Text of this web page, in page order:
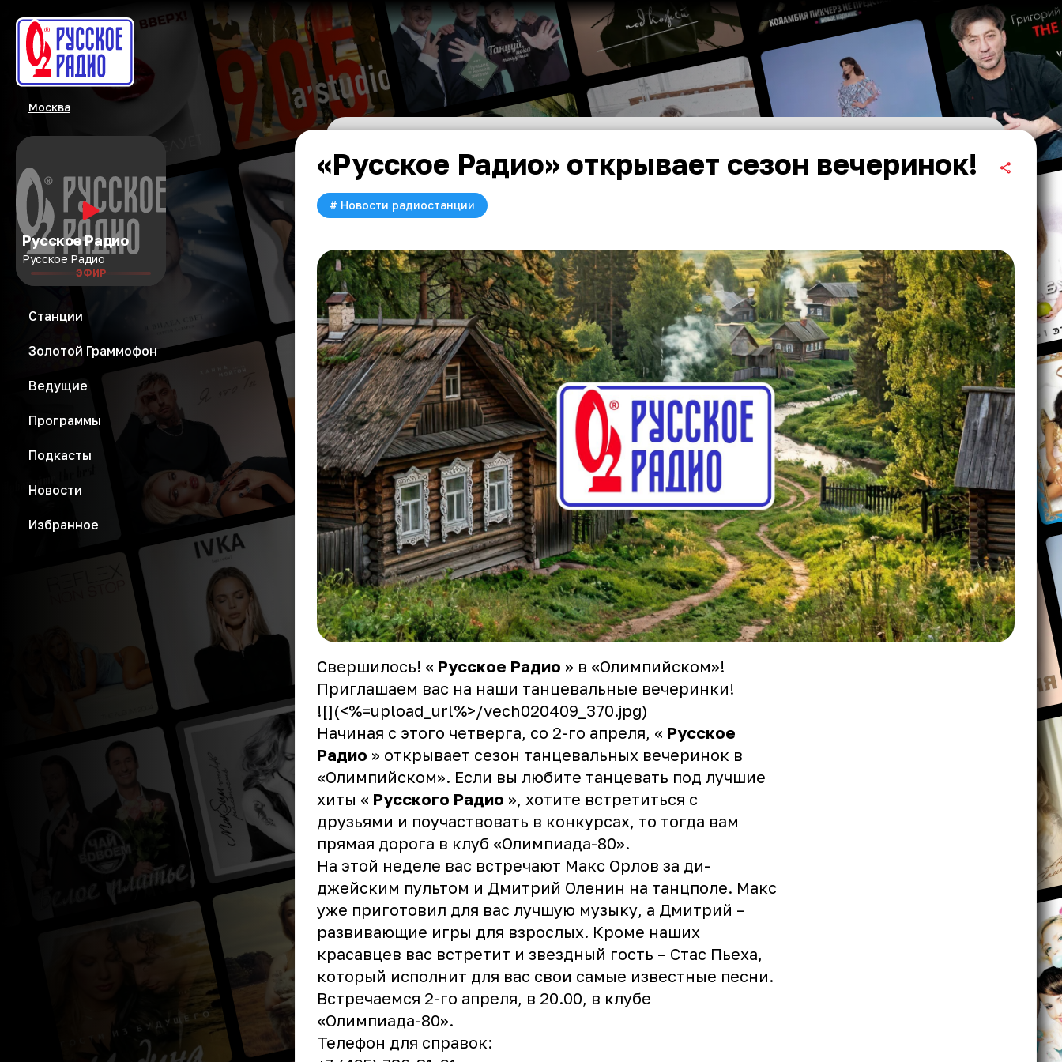
Москва
Русское Радио
Русское Радио
ЭФИР
Станции
Золотой Граммофон
Ведущие
Программы
Подкасты
Новости
Избранное
«Русское Радио» открывает сезон вечеринок!
# Новости радиостанции
Свершилось! « Русское Радио » в «Олимпийском»!
Приглашаем вас на наши танцевальные вечеринки!
![](<%=upload_url%>/vech020409_370.jpg)
Начиная с этого четверга, со 2-го апреля, « Русское
Радио » открывает сезон танцевальных вечеринок в
«Олимпийском». Если вы любите танцевать под лучшие
хиты « Русского Радио », хотите встретиться с
друзьями и поучаствовать в конкурсах, то тогда вам
прямая дорога в клуб «Олимпиада-80».
На этой неделе вас встречают Макс Орлов за ди-
джейским пультом и Дмитрий Оленин на танцполе. Макс
уже приготовил для вас лучшую музыку, а Дмитрий –
развивающие игры для взрослых. Кроме наших
красавцев вас встретит и звездный гость – Стас Пьеха
который исполнит для вас свои самые известные песни.
Встречаемся 2-го апреля, в 20.00, в клубе
«Олимпиада-80».
Телефон для справок: